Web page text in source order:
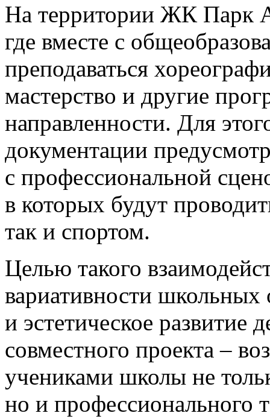
На территории ЖК Парк
где вместе с
преподаваться
мастерство и другие
направленности. Для
документации
с профессиональной
в которых будут
так и спортом.
Целью такого
вариативности школьных
и эстетическое развитие
совместного проекта –
учениками школы не
но и профессионального